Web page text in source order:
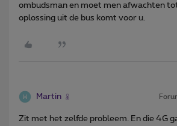
ombudsman en moet men afwachten
oplossing uit de bus komt voor u.
Martin
Zit met het zelfde probleem. En die 4G